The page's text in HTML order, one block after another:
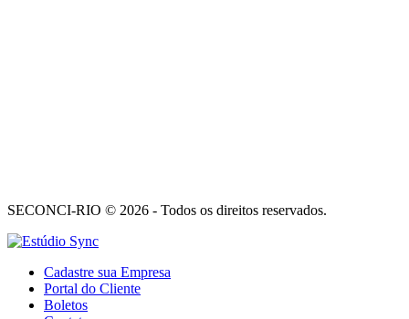
SECONCI-RIO © 2026 - Todos os direitos reservados.
Cadastre sua Empresa
Portal do Cliente
Boletos